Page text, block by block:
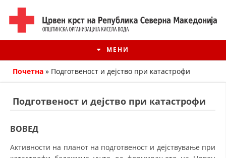
МЕНИ
Почетна » Подготвеност и дејство при катастрофи
Подготвеност и дејство при катастрофи
ВОВЕД
Активности на планот на подготвеност и дејствување при